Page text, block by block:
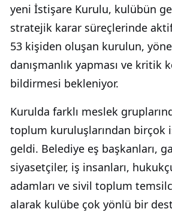
yeni İstişare Kurulu, kulübün
stratejik karar süreçlerinde
53 kişiden oluşan kurulun,
danışmanlık yapması ve kritik
bildirmesi bekleniyor.
Kurulda farklı meslek
toplum kuruluşlarından birçok
geldi. Belediye eş başkanları,
siyasetçiler, iş insanları,
adamları ve sivil toplum
alarak kulübe çok yönlü bir